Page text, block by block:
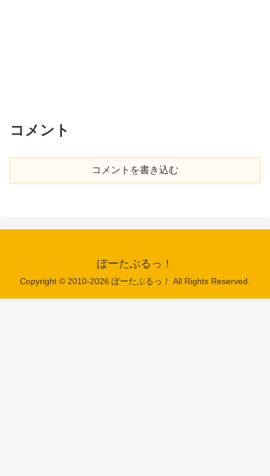
コメント
コメントを書き込む
ぽーたぶるっ！
Copyright © 2010-2026 ぽーたぶるっ！ All Rights Reserved.